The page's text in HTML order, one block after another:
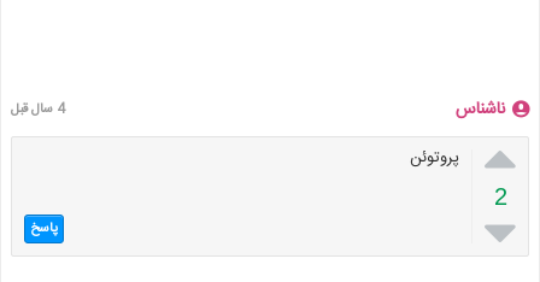
ناشناس 4 سال قبل

2

پروتوئن
پاسخ